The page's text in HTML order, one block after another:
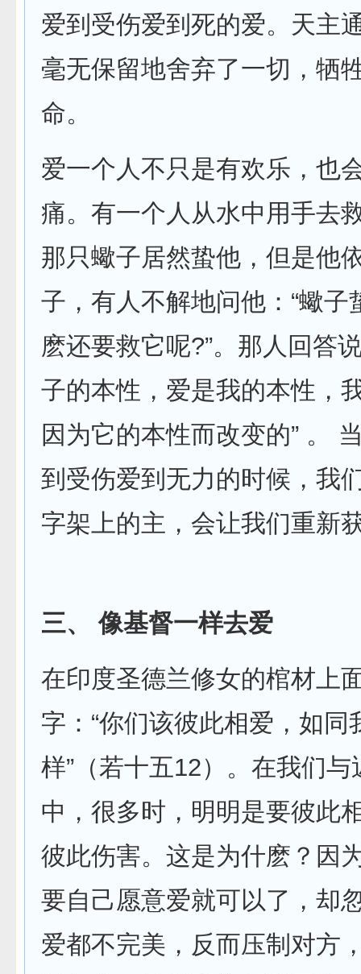
爱到受伤爱到死的爱。天主
毫无保留地舍弃了一切，牺
命。
爱一个人不只是有欢乐，也
痛。有一个人从水中用手去
那只蠍子居然蛰他，但是他
子，有人不解地问他：“蠍子
麽还要救它呢?”。那人回答
子的本性，爱是我的本性，
因为它的本性而改变的” 。
到受伤爱到无力的时候，我
字架上的主，会让我们重
三、 像基督一样去爱
在印度圣德兰修女的棺材上
字：“你们该彼此相爱，如同
样”（若十五12）。在我们与
中，很多时，明明是要彼此
彼此伤害。这是为什麽？因
要自己愿意爱就可以了，却
爱都不完美，反而压制对方